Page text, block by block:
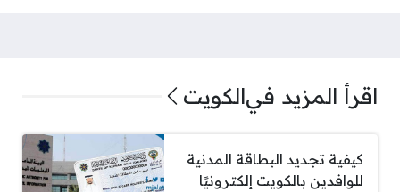
اقرأ المزيد فيالكويت
كيفية تجديد البطاقة المدنية
للوافدين بالكويت إلكترونيًا